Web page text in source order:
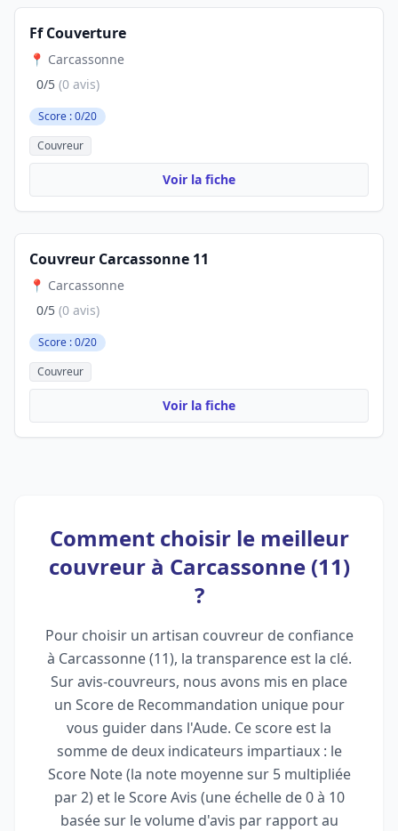
Ff Couverture
📍 Carcassonne
0/5 (0 avis)
Score : 0/20
Couvreur
Voir la fiche
Couvreur Carcassonne 11
📍 Carcassonne
0/5 (0 avis)
Score : 0/20
Couvreur
Voir la fiche
Comment choisir le meilleur
couvreur à Carcassonne (11)
?
Pour choisir un artisan couvreur de confiance
à Carcassonne (11), la transparence est la clé.
Sur avis-couvreurs, nous avons mis en place
un Score de Recommandation unique pour
vous guider dans l'Aude. Ce score est la
somme de deux indicateurs impartiaux : le
Score Note (la note moyenne sur 5 multipliée
par 2) et le Score Avis (une échelle de 0 à 10
basée sur le volume d'avis par rapport au